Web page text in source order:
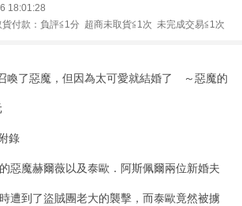
18:01:28
貨付款：負評≦1分 超商未取貨≦1次 未完成交易≦1次
喚了惡魔，但因為太可愛就結婚了 ～惡魔的
錄
惡魔赫爾薇以及泰歐．阿斯佩爾兩位新婚夫
遭到了盜賊團老大的襲擊，而泰歐竟然被擄